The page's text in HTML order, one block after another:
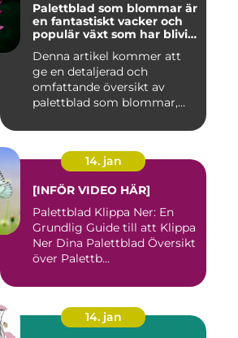
Palettblad som blommar är
en fantastiskt vacker och
populär växt som har blivit
trädgårdsentusiaster runt
om i världen
Denna artikel kommer att
ge en detaljerad och
omfattande översikt av
palettblad som blommar,
14. jan
[INFÖR VIDEO HÄR]
Palettblad Klippa Ner: En
Grundlig Guide till att Klippa
Ner Dina Palettblad Översikt
över Palettb...
14. jan